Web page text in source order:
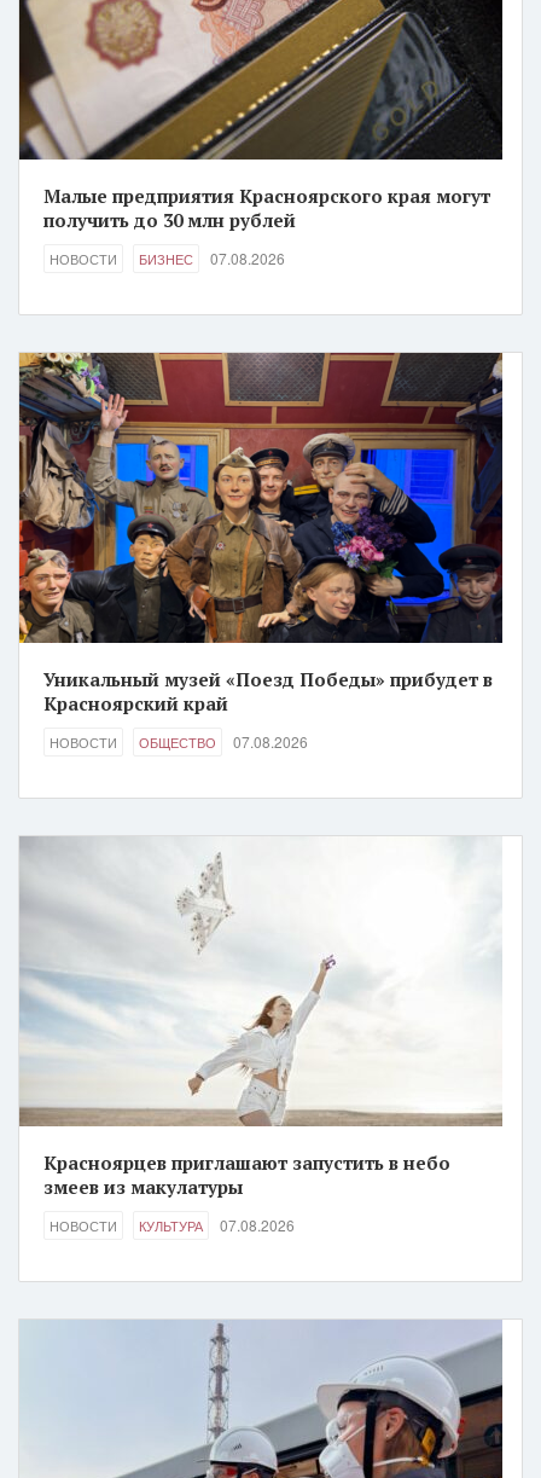
Малые предприятия Красноярского края могут
получить до 30 млн рублей
НОВОСТИ БИЗНЕС 07.08.2026
Уникальный музей «Поезд Победы» прибудет в
Красноярский край
НОВОСТИ ОБЩЕСТВО 07.08.2026
Красноярцев приглашают запустить в небо
змеев из макулатуры
НОВОСТИ КУЛЬТУРА 07.08.2026